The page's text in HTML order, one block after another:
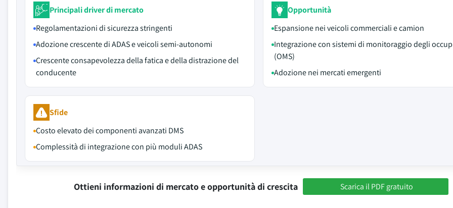
Principali driver di mercato
Regolamentazioni di sicurezza stringenti
Adozione crescente di ADAS e veicoli semi-autonomi
Crescente consapevolezza della fatica e della distrazione del
conducente
Opportunità
Espansione nei veicoli commerciali e camion
Integrazione con sistemi di monitoraggio degli
(OMS)
Adozione nei mercati emergenti
Sfide
Costo elevato dei componenti avanzati DMS
Complessità di integrazione con più moduli ADAS
Ottieni informazioni di mercato e opportunità di crescita Scarica il PDF gratuito